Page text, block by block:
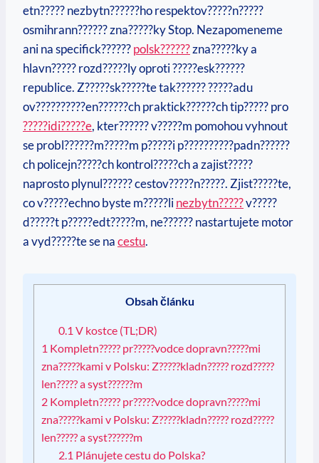
etn????? nezbytn??????ho respektov?????n?????
osmihrann?????? zna?????ky Stop. Nezapomeneme
ani na specifick??????polsk??????zna?????ky a
hlavn????? rozd?????ly oproti ?????esk??????
republice. Z?????sk?????te tak?????? ?????adu
ov??????????en??????ch praktick??????ch tip????? pro
?????idi?????e, kter?????? v?????m pomohou vyhnout
se probl??????m?????m p?????i p??????????padn??????
ch policejn?????ch kontrol?????ch a zajist?????
naprosto plynul?????? cestov?????n?????. Zjist?????te,
co v?????echno byste m?????linezbytn?????v?????
d?????t p?????edt?????m, ne?????? nastartujete motor
a vyd?????te se nacestu.
Obsah článku
0.1 V kostce (TL;DR)
1 Kompletn????? pr?????vodce dopravn?????mi
zna?????kami v Polsku: Z?????kladn????? rozd?????
len????? a syst??????m
2 Kompletn????? pr?????vodce dopravn?????mi
zna?????kami v Polsku: Z?????kladn????? rozd?????
len????? a syst??????m
2.1 Plánujete cestu do Polska?